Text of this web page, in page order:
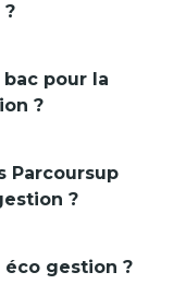
?
?
éco gestion ?